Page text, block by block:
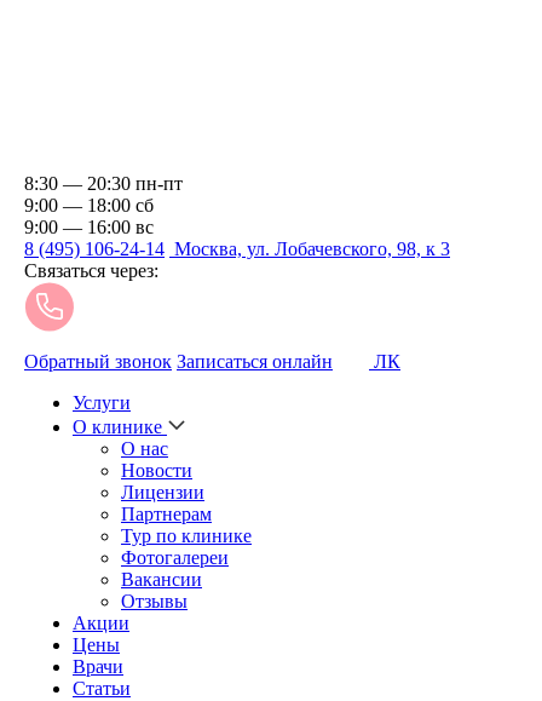
8:30 — 20:30 пн-пт
9:00 — 18:00 сб
9:00 — 16:00 вс
8 (495) 106-24-14 Москва, ул. Лобачевского, 98, к 3
Связаться через:
Обратный звонок Записаться онлайн
ЛК
Услуги
О клинике
О нас
Новости
Лицензии
Партнерам
Тур по клинике
Фотогалереи
Вакансии
Отзывы
Акции
Цены
Врачи
Статьи